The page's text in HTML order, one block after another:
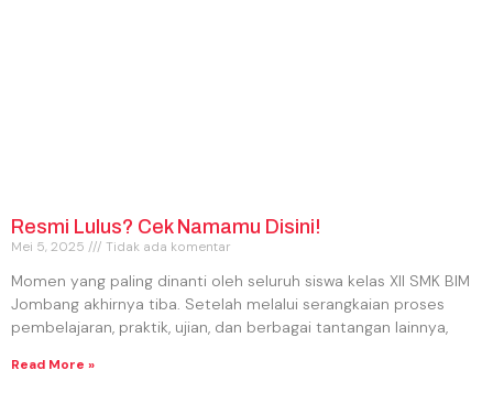
Resmi Lulus? Cek Namamu Disini!
Mei 5, 2025 Tidak ada komentar
Momen yang paling dinanti oleh seluruh siswa kelas XII SMK BIM
Jombang akhirnya tiba. Setelah melalui serangkaian proses
pembelajaran, praktik, ujian, dan berbagai tantangan lainnya,
Read More »